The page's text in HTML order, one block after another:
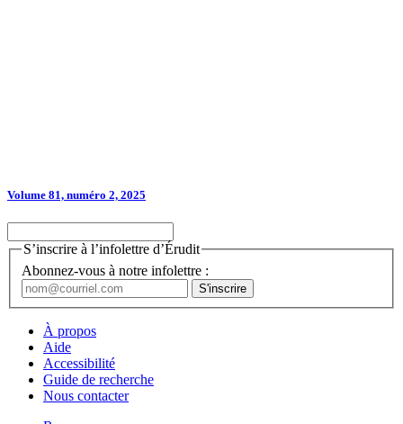
Volume 81, numéro 2, 2025
S’inscrire à l’infolettre d’Érudit
Abonnez-vous à notre infolettre :
À propos
Aide
Accessibilité
Guide de recherche
Nous contacter